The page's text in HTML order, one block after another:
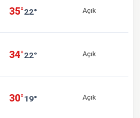
35°22° Açık
34°22° Açık
30°19° Açık